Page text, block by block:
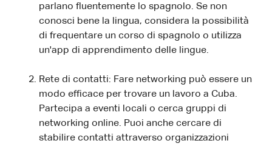
parlano fluentemente lo spagnolo. Se non
conosci bene la lingua, considera la possibilità
di frequentare un corso di spagnolo o utilizza
un'app di apprendimento delle lingue.
Rete di contatti: Fare networking può essere un
modo efficace per trovare un lavoro a Cuba.
Partecipa a eventi locali o cerca gruppi di
networking online. Puoi anche cercare di
stabilire contatti attraverso organizzazioni